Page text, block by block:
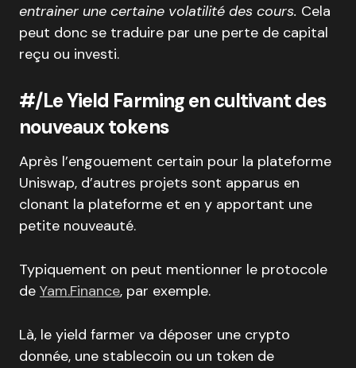
entrainer une certaine volatilité des cours. Cela
peut donc se traduire par une perte de capital
reçu ou investi.
#/Le Yield Farming en cultivant des
nouveaux tokens
Après l’engouement certain pour la plateforme
Uniswap, d’autres projets sont apparus en
clonant la plateforme et en y apportant une
petite nouveauté.
Typiquement on peut mentionner le protocole
de Yam.Finance, par exemple.
Là, le yield farmer va déposer une crypto
donnée, une stablecoin ou un token de